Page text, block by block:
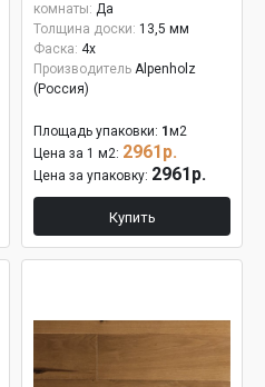
комнаты: Да
Толщина доски: 13,5 мм
Фаска: 4x
Производитель Alpenholz
(Россия)
Площадь упаковки: 1 м2
Цена за 1 м2: 2961р.
Цена за упаковку: 2961р.
Купить